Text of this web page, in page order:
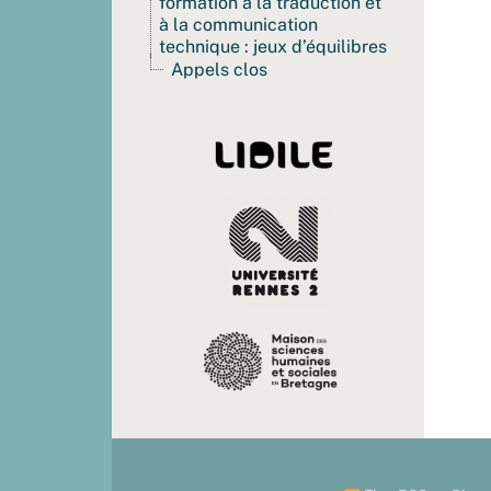
à la communication
technique : jeux d’équilibres
Appels clos